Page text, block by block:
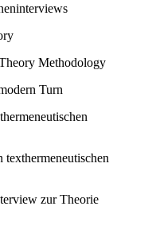
Methodology
Turn
zur Theorie